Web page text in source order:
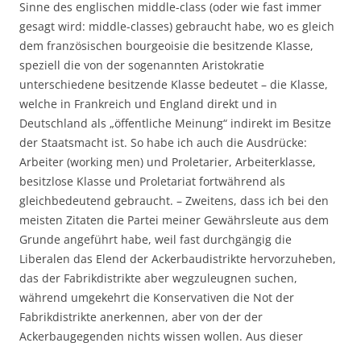
Sinne des englischen middle-class (oder wie fast immer
gesagt wird: middle-classes) gebraucht habe, wo es gleich
dem französischen bourgeoisie die besitzende Klasse,
speziell die von der sogenannten Aristokratie
unterschiedene besitzende Klasse bedeutet – die Klasse,
welche in Frankreich und England direkt und in
Deutschland als „öffentliche Meinung“ indirekt im Besitze
der Staatsmacht ist. So habe ich auch die Ausdrücke:
Arbeiter (working men) und Proletarier, Arbeiterklasse,
besitzlose Klasse und Proletariat fortwährend als
gleichbedeutend gebraucht. – Zweitens, dass ich bei den
meisten Zitaten die Partei meiner Gewährsleute aus dem
Grunde angeführt habe, weil fast durchgängig die
Liberalen das Elend der Ackerbaudistrikte hervorzuheben,
das der Fabrikdistrikte aber wegzuleugnen suchen,
während umgekehrt die Konservativen die Not der
Fabrikdistrikte anerkennen, aber von der der
Ackerbaugegenden nichts wissen wollen. Aus dieser